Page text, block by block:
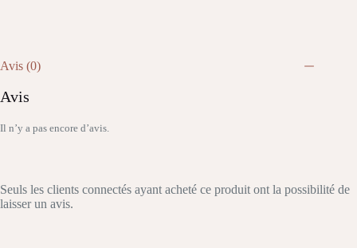
Avis (0)
Avis
Il n’y a pas encore d’avis.
Seuls les clients connectés ayant acheté ce produit ont la possibilité de
laisser un avis.